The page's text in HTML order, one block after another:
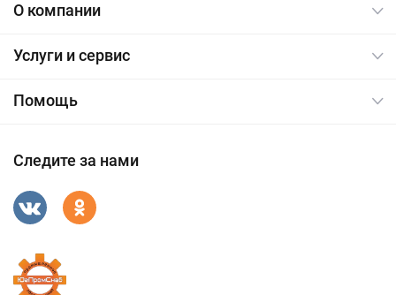
О компании
Услуги и сервис
Помощь
Следите за нами